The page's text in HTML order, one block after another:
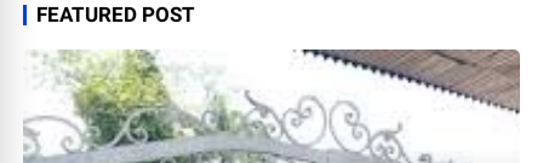
FEATURED POST